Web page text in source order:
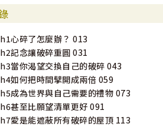
倫・錢德勒（Lauren Chandler），歌手
・福斯坎以文字穿透心靈，捕捉我們、
有少數幾人，我們最好留心關注。
比・里昂（Gabe Lyons），《好的信仰》
心碎了怎麼辦？ 013
記念讓破碎重圓 031
當你渴望交換自己的破碎 043
如何把時間擘開成兩倍 059
成為世界與自己需要的禮物 073
甚至比願望清單更好 091
愛是能遮蔽所有破碎的屋頂 113